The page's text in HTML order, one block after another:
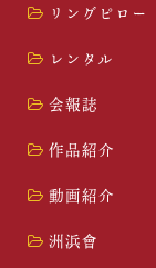
リングピロー
レンタル
会報誌
作品紹介
動画紹介
洲浜會